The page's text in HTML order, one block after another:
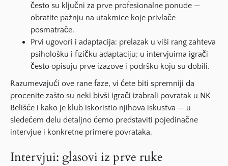
često su ključni za prve profesionalne ponude —
obratite pažnju na utakmice koje privlače
posmatrače.
Prvi ugovori i adaptacija: prelazak u viši rang zahteva
psihološku i fizičku adaptaciju; u intervjuima igrači
često opisuju prve izazove i podršku koju su dobili.
Razumevajući ove rane faze, vi ćete biti spremniji da
procenite zašto su neki bivši igrači izabrali povratak u NK
Belišće i kako je klub iskoristio njihova iskustva — u
sledećem delu detaljno ćemo predstaviti pojedinačne
intervjue i konkretne primere povrataka.
Intervjui: glasovi iz prve ruke